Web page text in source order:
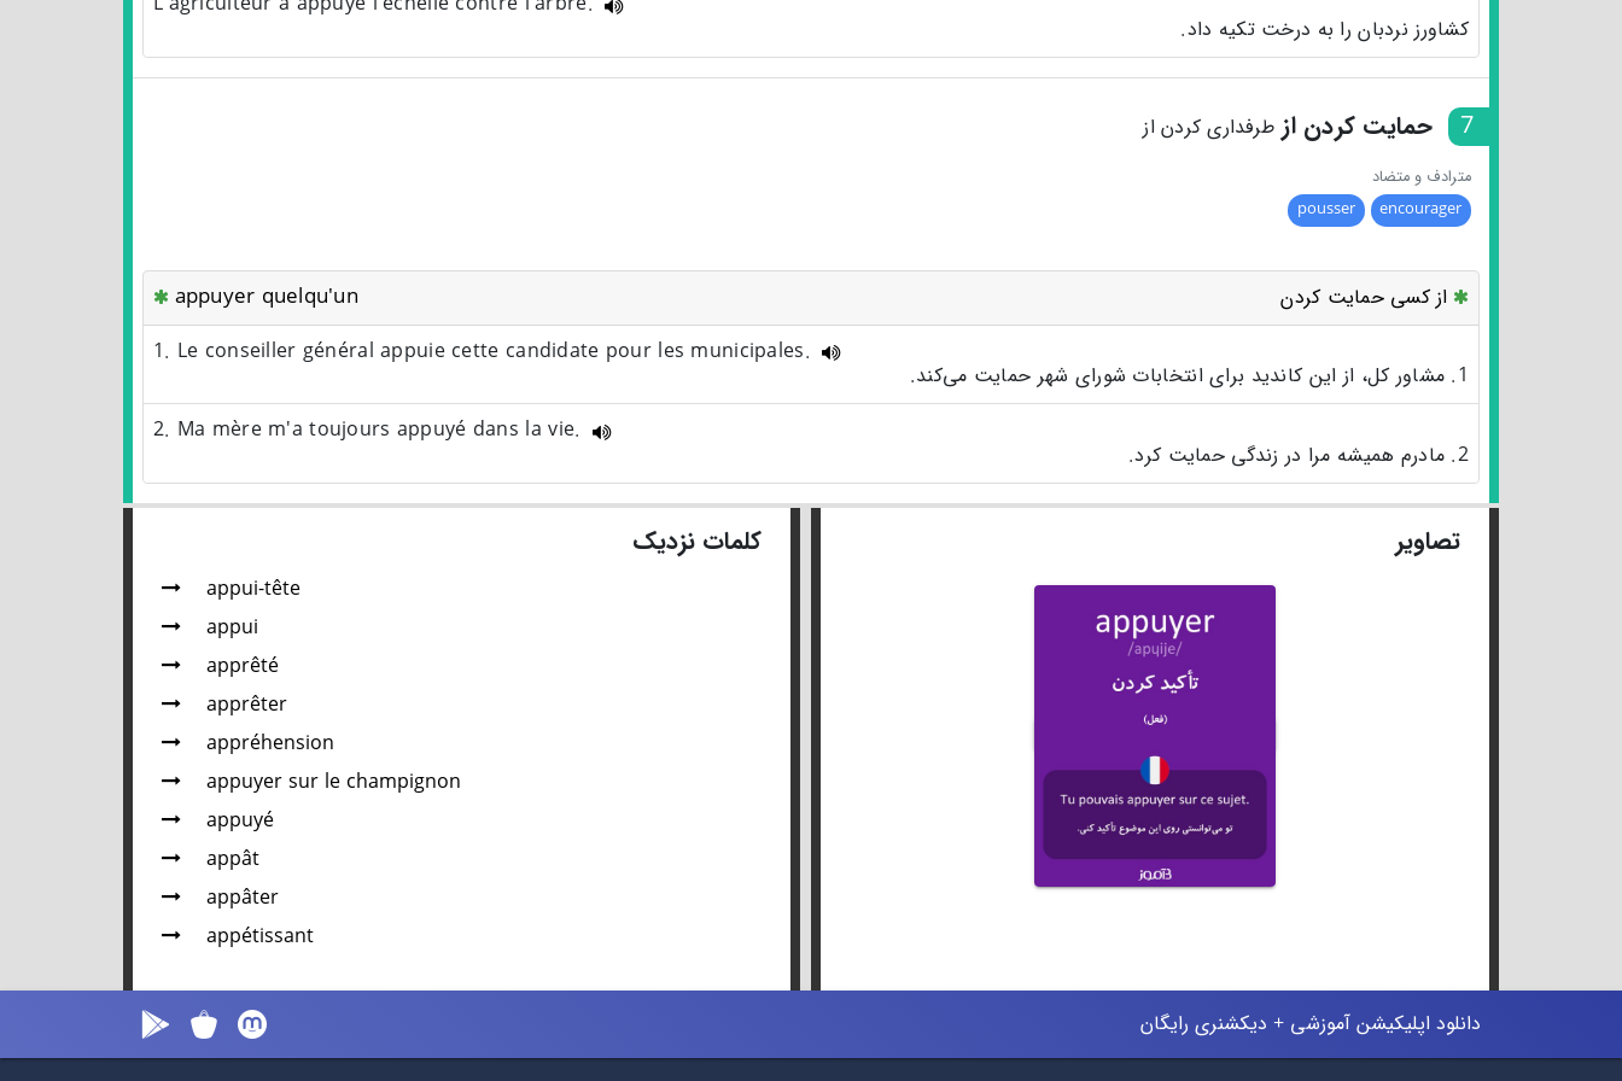
کشاورز نردبان را به درخت تکیه داد.
7 حمایت کردن از طرفداری کردن از
مترادف و متضاد
encourager
pousser
appuyer quelqu'un
از کسی حمایت کردن
1. Le conseiller général appuie cette candidate pour les municipales.
1. مشاور کل، از این کاندید برای انتخابات شورای شهر حمایت می‌کند.
2. Ma mère m'a toujours appuyé dans la vie.
2. مادرم همیشه مرا در زندگی حمایت کرد.
تصاویر کلمات نزدیک
appui-tête
appui
apprêté
apprêter
appréhension
appuyer sur le champignon
appuyé
appât
appâter
appétissant
دانلود اپلیکیشن آموزشی + دیکشنری رایگان